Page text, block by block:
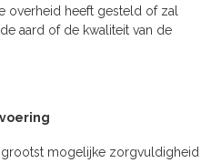
overheid heeft gesteld of zal
aard of de kwaliteit van de
mogelijke zorgvuldigheid